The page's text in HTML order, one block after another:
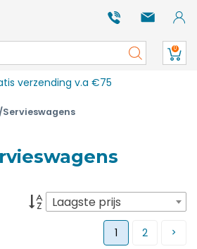
0
verzending v.a €75
Laagste prijs
1 2